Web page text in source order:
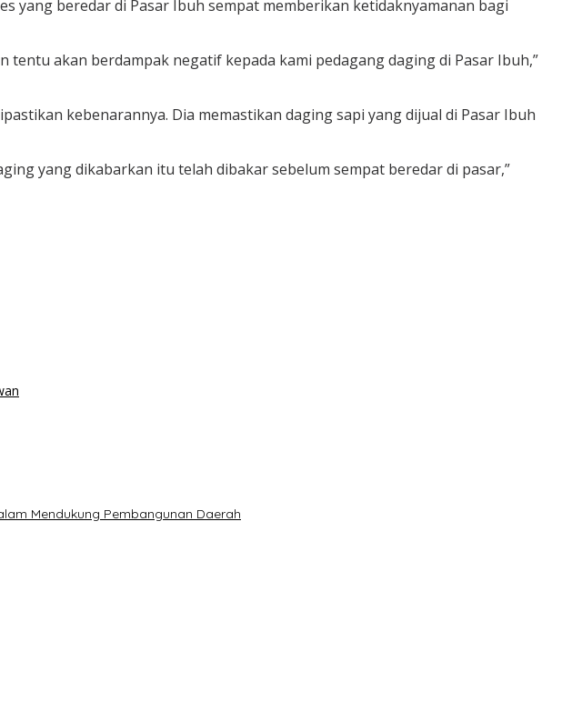
yang beredar di Pasar Ibuh sempat memberikan ketidaknyamanan bagi
akan berdampak negatif kepada kami pedagang daging di Pasar Ibuh,”
kebenarannya. Dia memastikan daging sapi yang dijual di Pasar Ibuh
yang dikabarkan itu telah dibakar sebelum sempat beredar di pasar,”
Mendukung Pembangunan Daerah